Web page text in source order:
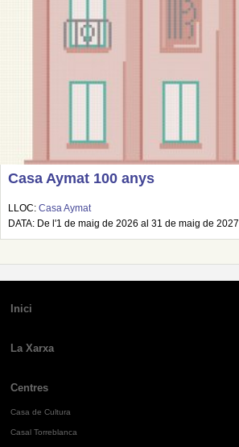
Casa Aymat 100 anys
LLOC: Casa Aymat
DATA: De l'1 de maig de 2026 al 31 de maig de 2027
Inici
La Xarxa
Centres
Casa de Cultura
Casal Torreblanca